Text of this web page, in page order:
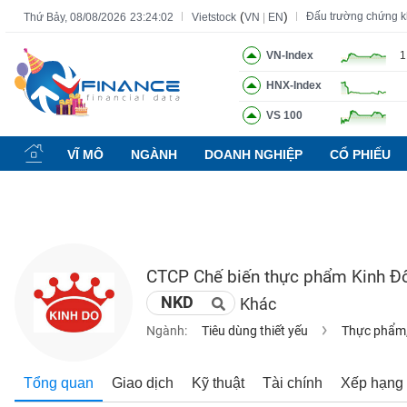
Thứ Bảy, 08/08/2026 23:24:03 Vietstock (VN EN) Đấu trường chứng
VN-Index
HNX-Index
VS 100
VĨ MÔ NGÀNH DOANH NGHIỆP CỔ PHIẾU
CTCP Chế biến thực phẩm Kinh
NKD Khác
Ngành: Tiêu dùng thiết yếu Thực
Tổng quan Giao dịch Kỹ thuật Tài chính Xếp hạng
Tất cả Tính năng Ngành Mã chứng khoán Lãnh đạo
Tính
năng
(-)
CHỨNG
KHOÁN
NGHIỆP